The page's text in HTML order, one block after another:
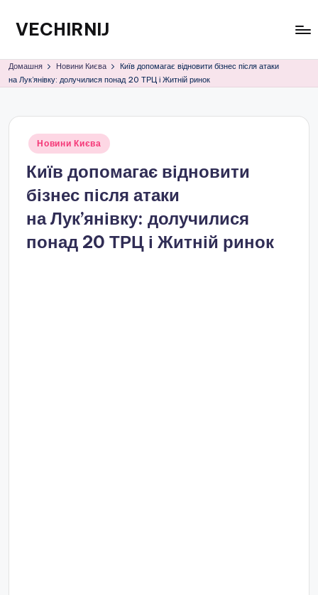
Перейти
вмісту
VECHIRNIJ
Домашня Новини Києва
Київ допомагає відновити бізнес після атаки
на Лук’янівку: долучилися понад 20 ТРЦ і Житній ринок
Опубліковано
Новини Києва
Київ допомагає відновити
бізнес після атаки
на Лук’янівку: долучилися
понад 20 ТРЦ і Житній ринок